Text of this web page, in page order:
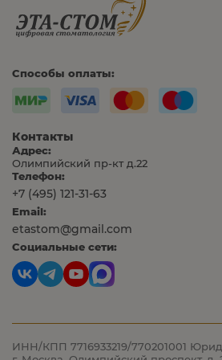
Способы оплаты:
Контакты
Адрес:
Олимпийский пр-кт д.22
Телефон:
+7 (495) 121-31-63
Email:
etastom@gmail.com
Социальные сети:
ИНН/КПП 7716933219/770201001